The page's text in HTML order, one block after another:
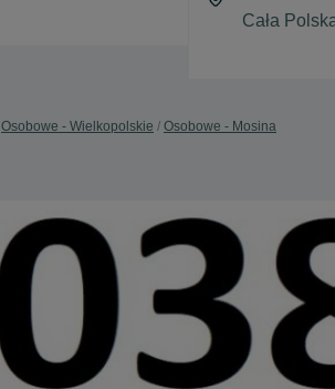
Osobowe - Wielkopolskie Osobowe - Mosina